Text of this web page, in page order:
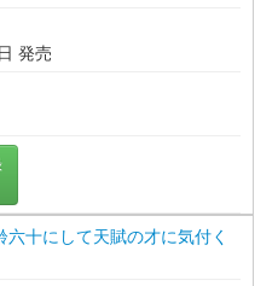
発売
十にして天賦の才に気付く